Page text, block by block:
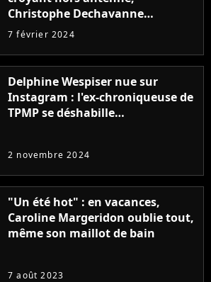
Christophe Dechavanne
embarrasse Emilie Tran Nguyen
7 février 2024
Delphine Wespiser nue sur
Instagram : l'ex-chroniqueuse de
TPMP se déshabille
monde)
2 novembre 2024
"Un été hot" : en vacances,
Caroline Margeridon oublie tout,
même son maillot de bain
7 août 2023